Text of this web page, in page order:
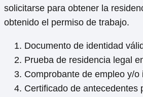
solicitarse para obtener la
obtenido el permiso de trabajo.
Documento de identidad
Prueba de residencia legal
Comprobante de empleo y/o
Certificado de antecedentes